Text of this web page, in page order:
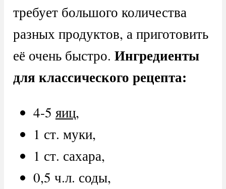
требует большого количества
разных продуктов, а приготовить
её очень быстро. Ингредиенты
для классического рецепта:
4-5 яиц,
1 ст. муки,
1 ст. сахара,
0,5 ч.л. соды,